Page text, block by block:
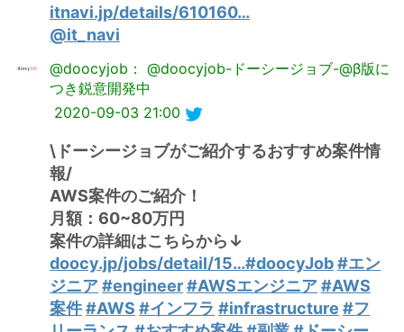
itnavi.jp/details/610160…
@it_navi
@doocyjob： @doocyjob-ドーシージョブ-@β版に
つき鋭意開発中
2020-09-03 21:00
\ドーシージョブがご紹介するおすすめ案件情
報/
AWS案件のご紹介！
月額：60~80万円
案件の詳細はこちらから↓
doocy.jp/jobs/detail/15…#doocyJob#エン
ジニア#engineer#AWSエンジニア#AWS
案件#AWS #インフラ #infrastructure #フ